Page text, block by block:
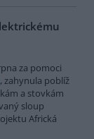
za pomoci
, zahynula poblíž
a stovkám
sloup
Africká